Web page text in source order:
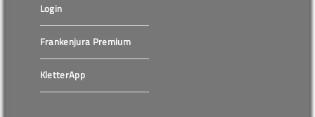
Login
Frankenjura Premium
KletterApp